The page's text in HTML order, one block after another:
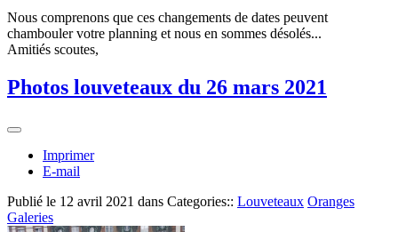
Nous comprenons que ces changements de dates peuvent
chambouler votre planning et nous en sommes désolés...
Amitiés scoutes,
Photos louveteaux du 26 mars 2021
Imprimer
E-mail
Publié le 12 avril 2021 dans Categories:: Louveteaux Oranges
Galeries